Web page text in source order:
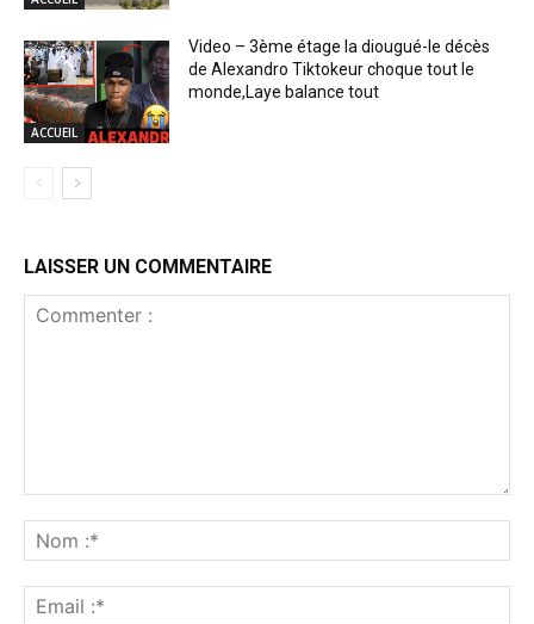
ACCUEIL
Video – 3ème étage la diougué-le décès
de Alexandro Tiktokeur choque tout le
monde,Laye balance tout
LAISSER UN COMMENTAIRE
:*